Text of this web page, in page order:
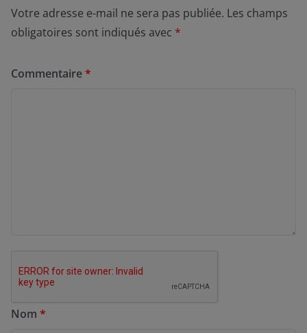
Votre adresse e-mail ne sera pas publiée. Les champs
obligatoires sont indiqués avec *
Commentaire*
Nom *